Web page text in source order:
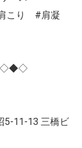
こり #肩凝
5-11-13 三橋ビ